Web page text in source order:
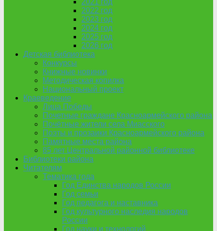
2021 год
2022 год
2023 год
2024 год
2025 год
2026 год
Детская библиотека
Конкурсы
Книжные новинки
Методическая копилка
Национальный проект
Краеведение
Лица Победы
Почетные граждане Красноармейского района
Почётные жители села Миасского
Поэты и прозаики Красноармейского района
Памятные места района
85 лет Центральной районной библиотеке
Библиотеки района
Читателям
Тематика года
Год Единства народов России
Год семьи
Год педагога и наставника
Год культурного наследия народов
России
Год науки и технологий